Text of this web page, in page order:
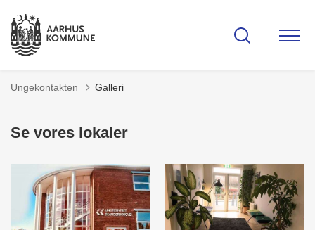
Ungekontakten Galleri
Se vores lokaler